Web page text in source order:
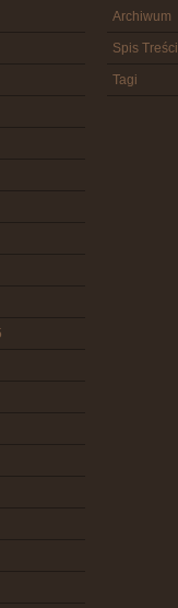
Archiwum
Spis Treści
Tagi